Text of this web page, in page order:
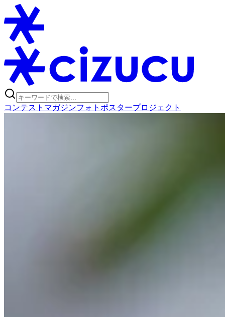
コンテスト マガジンフォトポスタープロジェクト